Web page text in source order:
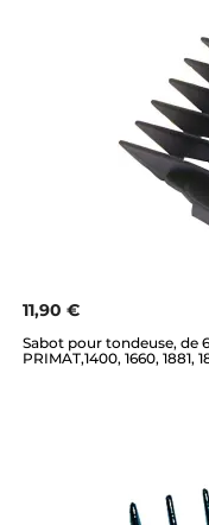
11,90 €
Sabot pour tondeuse, de
PRIMAT,1400, 1660, 1881,